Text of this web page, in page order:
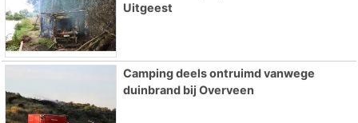
Uitgeest
Camping deels ontruimd vanwege
duinbrand bij Overveen